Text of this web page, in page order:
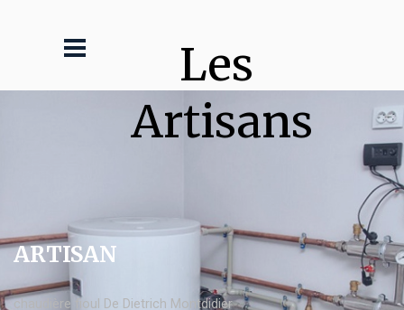
Les
Artisans
ARTISAN
chaudière fioul De Dietrich Montdidier